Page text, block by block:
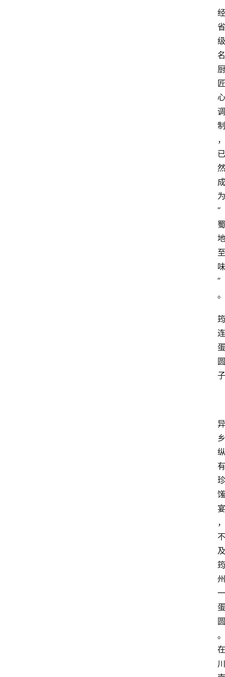
经
省
级
名
厨
匠
心
调
制
，
已
然
成
为
“
蜀
地
至
味
”
。
筠
连
蛋
圆
子
异
乡
纵
有
珍
馐
宴
，
不
及
筠
州
一
蛋
圆
。
在
川